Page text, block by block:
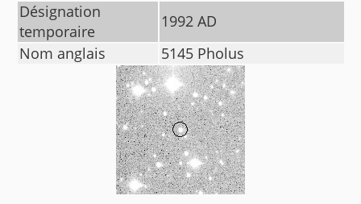
Désignation
temporaire
1992 AD
Nom anglais
5145 Pholus